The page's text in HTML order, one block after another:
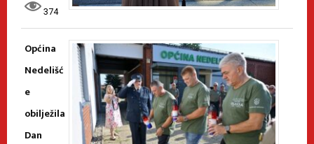
374
Općina
Nedelišć
e
obilježila
Dan